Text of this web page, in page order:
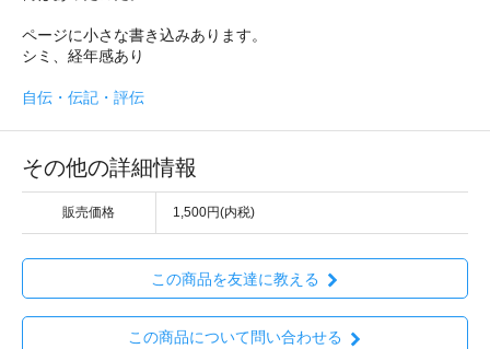
ページに小さな書き込みあります。
シミ、経年感あり
自伝・伝記・評伝
その他の詳細情報
販売価格 1,500円(内税)
この商品を友達に教える
この商品について問い合わせる